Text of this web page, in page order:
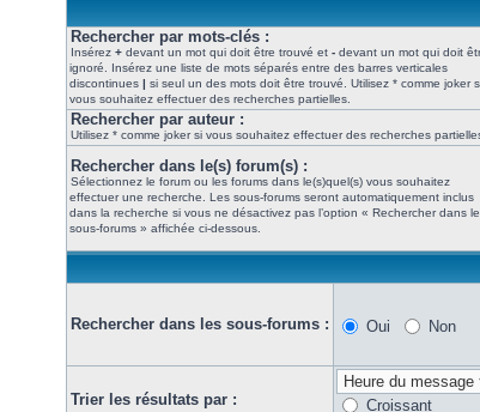
Rechercher par mots-clés :
Insérez + devant un mot qui doit être trouvé et - devant un mot qui doit
ignoré. Insérez une liste de mots séparés entre des barres verticales
discontinues | si seul un des mots doit être trouvé. Utilisez * comme joker
vous souhaitez effectuer des recherches partielles.
Rechercher par auteur :
Utilisez * comme joker si vous souhaitez effectuer des recherches
Rechercher dans le(s) forum(s) :
Sélectionnez le forum ou les forums dans le(s)quel(s) vous souhaitez
effectuer une recherche. Les sous-forums seront automatiquement inclus
dans la recherche si vous ne désactivez pas l’option « Rechercher dans
sous-forums » affichée ci-dessous.
Rechercher dans les sous-forums : Oui Non
Trier les résultats par :
Croissant